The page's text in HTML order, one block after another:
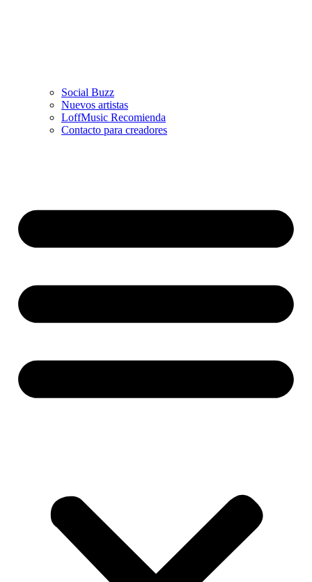
Social Buzz
Nuevos artistas
LoffMusic Recomienda
Contacto para creadores